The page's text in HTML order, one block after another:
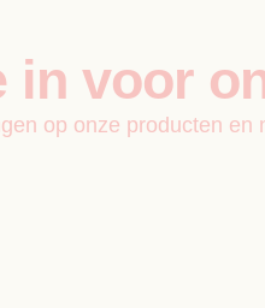
in voor
op onze producten en